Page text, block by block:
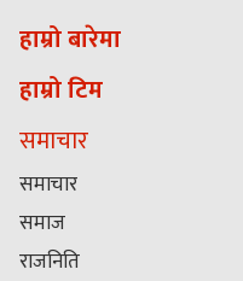
हाम्रो बारेमा
हाम्रो टिम
समाचार
समाचार
समाज
राजनिति